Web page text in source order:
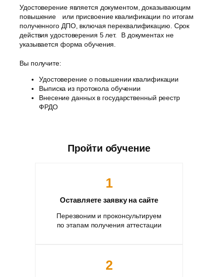
Удостоверение является документом, доказывающим
повышение или присвоение квалификации по итогам
полученного ДПО, включая переквалификацию. Срок
действия удостоверения 5 лет. В документах не
указывается форма обучения.
Вы получите:
Удостоверение о повышении квалификации
Выписка из протокола обучении
Внесение данных в государственный реестр
ФРДО
Пройти обучение
1
Оставляете заявку на сайте
Перезвоним и проконсультируем
по этапам получения аттестации
2